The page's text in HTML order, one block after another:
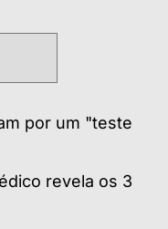
por um "teste
revela os 3